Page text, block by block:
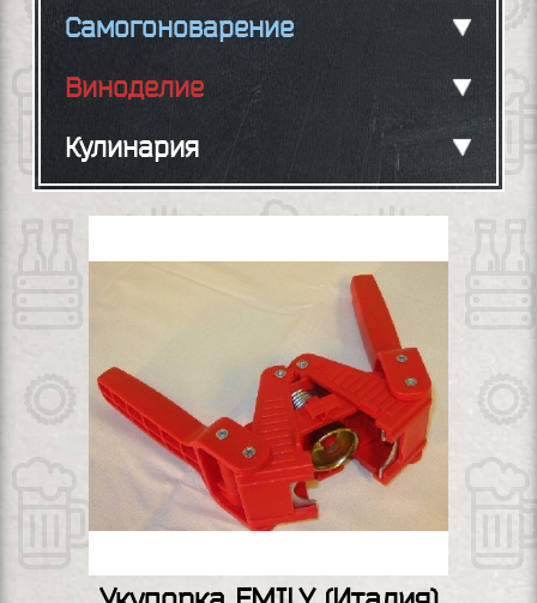
Самогоноварение
Виноделие
Кулинария